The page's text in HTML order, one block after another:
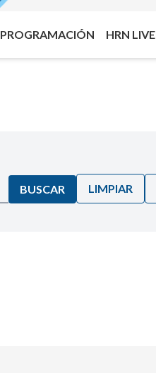
PROGRAMACIÓN HRN LIVE
BUSCAR LIMPIAR